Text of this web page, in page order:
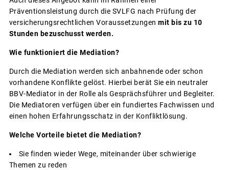
Präventionsleistung durch die SVLFG nach Prüfung der
versicherungsrechtlichen Voraussetzungen mit bis zu 10
Stunden bezuschusst werden.
Wie funktioniert die Mediation?
Durch die Mediation werden sich anbahnende oder schon
vorhandene Konflikte gelöst. Hierbei berät Sie ein neutraler
BBV-Mediator in der Rolle als Gesprächsführer und Begleiter.
Die Mediatoren verfügen über ein fundiertes Fachwissen und
einen hohen Erfahrungsschatz in der Konfliktlösung.
Welche Vorteile bietet die Mediation?
Sie finden wieder Wege, miteinander über schwierige
Themen zu reden